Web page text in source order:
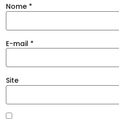
Nome *
E-mail *
Site